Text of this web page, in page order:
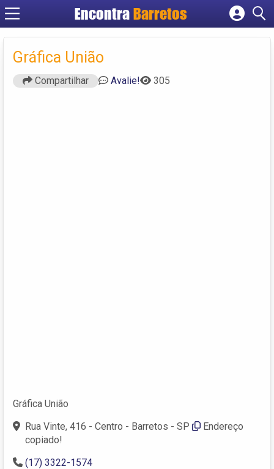
Encontra Barretos
Cadastrar empresa
Gráfica União
Compartilhar Avalie! 305
Gráfica União
Rua Vinte, 416 - Centro - Barretos - SP
Endereço
copiado!
(17) 3322-1574